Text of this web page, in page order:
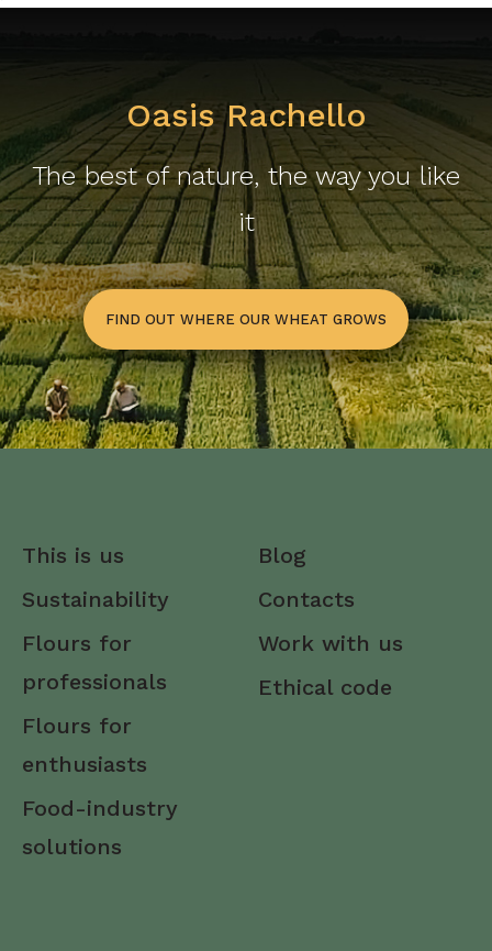
Oasis Rachello
The best of nature, the way you like
it
FIND OUT WHERE OUR WHEAT GROWS
This is us
Sustainability
Flours for
professionals
Flours for
enthusiasts
Food-industry
solutions
Blog
Contacts
Work with us
Ethical code